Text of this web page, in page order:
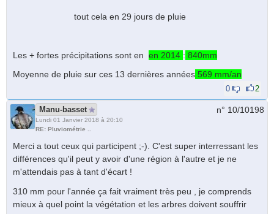
tout cela en 29 jours de pluie
Les + fortes précipitations sont en en 2014 : 840mm
Moyenne de pluie sur ces 13 dernières années 569 mm/an
0 2
Manu-basset
Lundi 01 Janvier 2018 à 20:10
RE: Pluviométrie ..
n° 10/10198
Merci a tout ceux qui participent ;-). C'est super interressant les
différences qu'il peut y avoir d'une région à l'autre et je ne
m'attendais pas à tant d'écart !
310 mm pour l'année ça fait vraiment très peu , je comprends
mieux à quel point la végétation et les arbres doivent souffrir